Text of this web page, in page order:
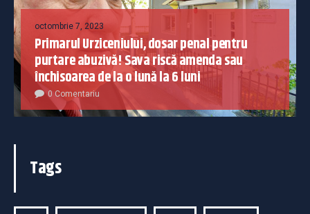
octombrie 7, 2023
Primarul Urziceniului, dosar penal pentru
purtare abuzivă! Sava riscă amenda sau
închisoarea de la o lună la 6 luni
0 Comentariu
Tags